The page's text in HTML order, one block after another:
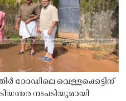
റോഡിലെ വെള്ളക്കെട്ടിന്
നടപടിയുമായി